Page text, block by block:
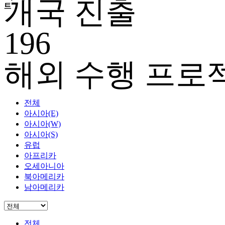
트
트
트
트
트
트
트
트
트
트
트
트
트
트
트
트
트
트
트
트
트
트
트
트
트
트
트
트
트
트
개국 진출
196
해외 수행 프로
전체
아시아(E)
아시아(W)
아시아(S)
유럽
아프리카
오세아니아
북아메리카
남아메리카
전체